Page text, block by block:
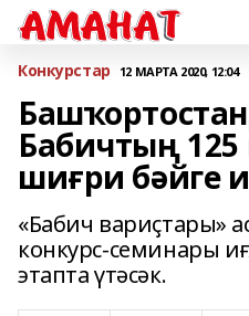
Конкурстар 12 МАРТА 2020, 12:04
Бабичтың
шиғри бәйге
«Бабич вариҫтары»
конкурс-семинары
этапта үтәсәк.